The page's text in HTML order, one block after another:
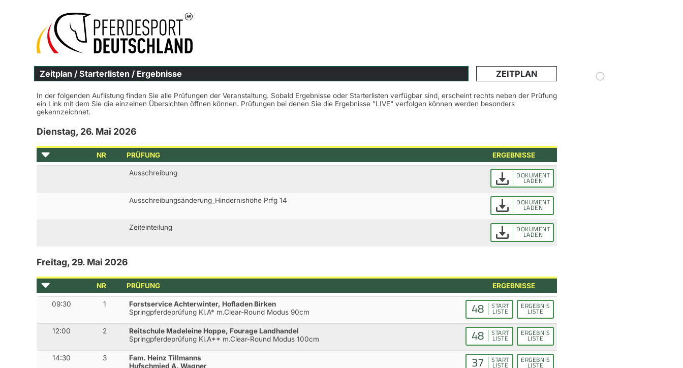
Zeitplan / Starterlisten / Ergebnisse ZEITPLAN
In der folgenden Auflistung finden Sie alle Prüfungen der Veranstaltung. Sobald Ergebnisse oder Starterlisten verfügbar sind, erscheint rechts neben der Prüfung
ein Link mit dem Sie die einzelnen Übersichten öffnen können. Prüfungen bei denen Sie die Ergebnisse "LIVE" verfolgen können werden besonders
gekennzeichnet.
Dienstag, 26. Mai 2026
NR PRÜFUNG ERGEBNISSE
Ausschreibung DOKUMENT
LADEN
Ausschreibungsänderung_Hindernishöhe Prfg 14 DOKUMENT
LADEN
Zeiteinteilung DOKUMENT
LADEN
Freitag, 29. Mai 2026
NR PRÜFUNG ERGEBNISSE
09:30 1
Forstservice Achterwinter, Hofladen Birken
Springpferdeprüfung Kl.A* m.Clear-Round Modus 90cm
48 START
LISTE
ERGEBNIS
LISTE
12:00 2
Reitschule Madeleine Hoppe, Fourage Landhandel
Springpferdeprüfung Kl.A** m.Clear-Round Modus 100cm
48 START
LISTE
ERGEBNIS
LISTE
14:30 3
Fam. Heinz Tillmanns
Hufschmied A. Wagner
37 START
LISTE
ERGEBNIS
LISTE